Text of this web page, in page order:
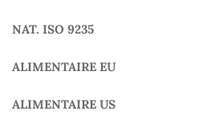
NAT. ISO 9235
ALIMENTAIRE EU
ALIMENTAIRE US